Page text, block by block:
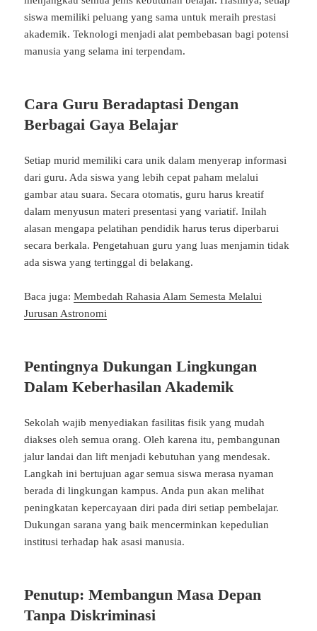
siswa memiliki peluang yang sama untuk meraih prestasi
akademik. Teknologi menjadi alat pembebasan bagi potensi
manusia yang selama ini terpendam.
Cara Guru Beradaptasi Dengan
Berbagai Gaya Belajar
Setiap murid memiliki cara unik dalam menyerap informasi
dari guru. Ada siswa yang lebih cepat paham melalui
gambar atau suara. Secara otomatis, guru harus kreatif
dalam menyusun materi presentasi yang variatif. Inilah
alasan mengapa pelatihan pendidik harus terus diperbarui
secara berkala. Pengetahuan guru yang luas menjamin tidak
ada siswa yang tertinggal di belakang.
Baca juga:Membedah Rahasia Alam Semesta Melalui
Jurusan Astronomi
Pentingnya Dukungan Lingkungan
Dalam Keberhasilan Akademik
Sekolah wajib menyediakan fasilitas fisik yang mudah
diakses oleh semua orang. Oleh karena itu, pembangunan
jalur landai dan lift menjadi kebutuhan yang mendesak.
Langkah ini bertujuan agar semua siswa merasa nyaman
berada di lingkungan kampus. Anda pun akan melihat
peningkatan kepercayaan diri pada diri setiap pembelajar.
Dukungan sarana yang baik mencerminkan kepedulian
institusi terhadap hak asasi manusia.
Penutup: Membangun Masa Depan
Tanpa Diskriminasi